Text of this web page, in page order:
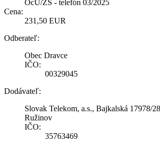
OcÚ/ZŠ - telefón 03/2025
Cena:
231,50 EUR
Odberateľ:
Obec Dravce
IČO:
00329045
Dodávateľ:
Slovak Telekom, a.s., Bajkalská 17978/
Ružinov
IČO:
35763469